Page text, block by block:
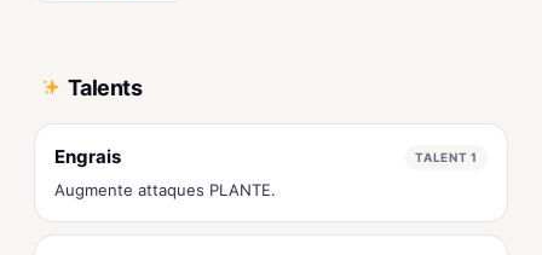
Talents
Engrais TALENT 1
Augmente attaques PLANTE.